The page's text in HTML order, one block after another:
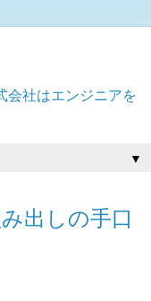
会社はエンジニアを
▼
出しの手口